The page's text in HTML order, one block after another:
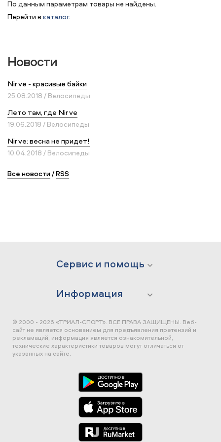
По данным параметрам товары не найдены.
Перейти в каталог.
Новости
Nirve - красивые байки
25.08.2018 / Велосипеды
Лето там, где Nirve
19.06.2018 / Велосипеды
Nirve: весна не придет!
10.04.2018 / Велосипеды
Все новости/RSS
Сервис и помощь
Информация
© 2000 - 2026 «ТРИАЛ-СПОРТ». ВСЕ ПРАВА ЗАЩИЩЕНЫ. Веб-
сайт не является основанием для предъявления претензий и
рекламаций, информация является ознакомительной,
технические характеристики товаров могут отличаться от
указанных на сайте.